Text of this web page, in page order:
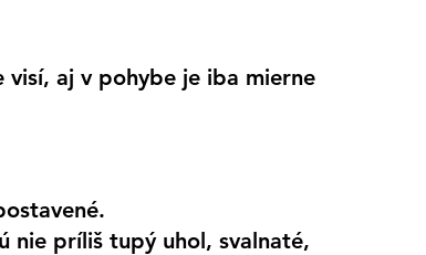
aj v pohybe je iba mierne
nie príliš tupý uhol, svalnaté,